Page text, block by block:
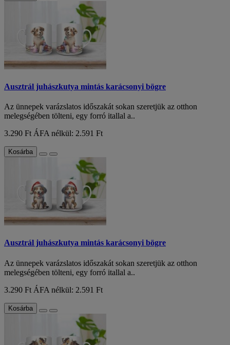
Ausztrál juhászkutya mintás karácsonyi bögre
Az ünnepek varázslatos időszakát sokan szeretjük az otthon
melegségében tölteni, egy forró itallal a..
3.290 Ft ÁFA nélkül: 2.591 Ft
Kosárba
Ausztrál juhászkutya mintás karácsonyi bögre
Az ünnepek varázslatos időszakát sokan szeretjük az otthon
melegségében tölteni, egy forró itallal a..
3.290 Ft ÁFA nélkül: 2.591 Ft
Kosárba